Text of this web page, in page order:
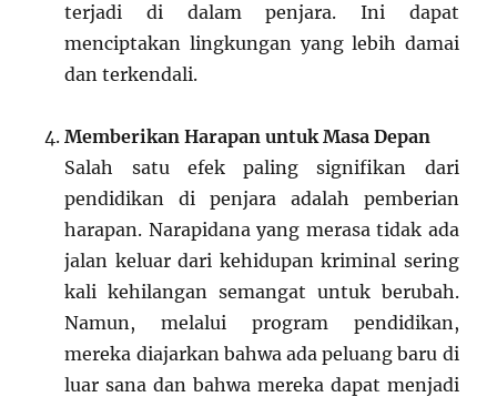
terjadi di dalam penjara. Ini dapat
menciptakan lingkungan yang lebih damai
dan terkendali.
Memberikan Harapan untuk Masa Depan
Salah satu efek paling signifikan dari
pendidikan di penjara adalah pemberian
harapan. Narapidana yang merasa tidak ada
jalan keluar dari kehidupan kriminal sering
kali kehilangan semangat untuk berubah.
Namun, melalui program pendidikan,
mereka diajarkan bahwa ada peluang baru di
luar sana dan bahwa mereka dapat menjadi